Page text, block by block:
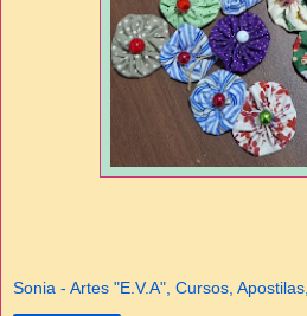
Sonia - Artes "E.V.A", Cursos,